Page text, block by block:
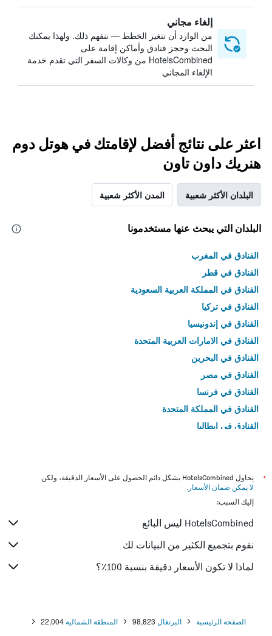
إلغاء مجاني
من الوارد أن تتغير الخطط — نتفهم ذلك. ولهذا يمكنك
البحث وحجز فنادق وأماكن إقامة على
HotelsCombined من وكالات السفر التي تقدم خدمة
الإلغاء المجاني
اعثر على نتائج أفضل لإقامتك في هوتل دوم
هنريك داون تاون
البلدان الأكثر شعبية المدن الأكثر شعبية
البلدان التي يبحث عنها مستخدمونا
الفنادق في المغرب
الفنادق في قطر
الفنادق في المملكة العربية السعودية
الفنادق في تركيا
الفنادق في إندونيسيا
الفنادق في الامارات العربية المتحدة
الفنادق في البحرين
الفنادق في مصر
الفنادق في فرنسا
الفنادق في المملكة المتحدة
الفنادق في إيطاليا
*
يحاول HotelsCombined بشكل دائم الحصول على الأسعار الدقيقة، ولكن
لا يمكن ضمان الأسعار .
إليك السبب:
HotelsCombined ليس البائع
نقوم بتجميع الكثير من البيانات لك
لماذا لا تكون الأسعار دقيقة بنسبة 100٪؟
الصفحة الرئيسية البرتغال 98,823 المنطقة الشمالية22,004